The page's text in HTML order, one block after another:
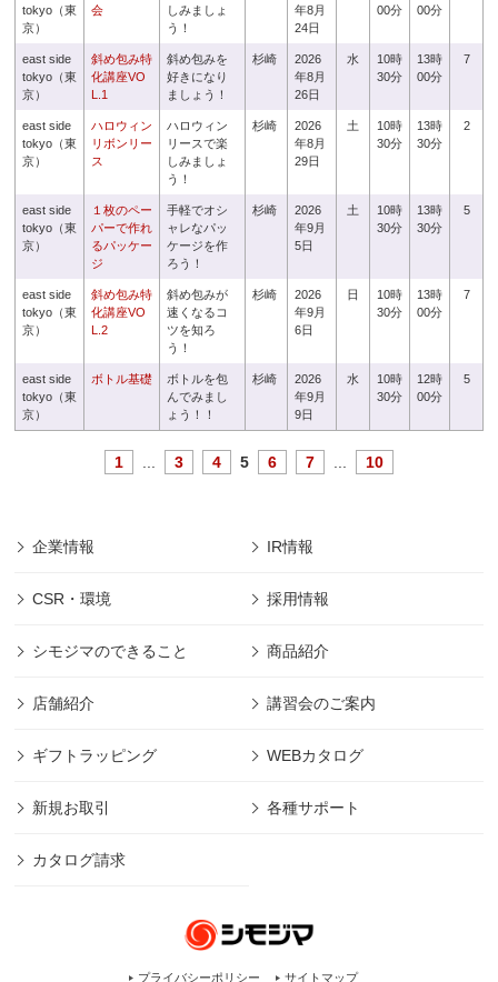
tokyo（東
京）
会
しみましょ
う！
年8月
24日
00分
00分
east side
tokyo（東
京）
斜め包み特
化講座VO
L.1
斜め包みを
好きになり
ましょう！
杉崎
2026
年8月
26日
水
10時
30分
13時
00分
7
east side
tokyo（東
京）
ハロウィン
リボンリー
ス
ハロウィン
リースで楽
しみましょ
う！
杉崎
2026
年8月
29日
土
10時
30分
13時
30分
2
east side
tokyo（東
京）
１枚のペー
パーで作れ
るパッケー
ジ
手軽でオシ
ャレなパッ
ケージを作
ろう！
杉崎
2026
年9月
5日
土
10時
30分
13時
30分
5
east side
tokyo（東
京）
斜め包み特
化講座VO
L.2
斜め包みが
速くなるコ
ツを知ろ
う！
杉崎
2026
年9月
6日
日
10時
30分
13時
00分
7
east side
tokyo（東
京）
ボトル基礎
ボトルを包
んでみまし
ょう！！
杉崎
2026
年9月
9日
水
10時
30分
12時
00分
5
1 3 4 5 6 7 10
企業情報 IR情報
CSR・環境 採用情報
シモジマのできること 商品紹介
店舗紹介 講習会のご案内
ギフトラッピング WEBカタログ
新規お取引 各種サポート
カタログ請求
プライバシーポリシー サイトマップ